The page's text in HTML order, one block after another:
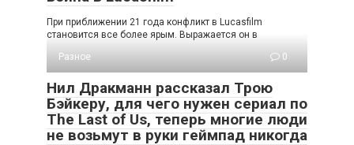
При приближении 21 года конфликт в Lucasfilm
становится все более ярым. Выражается он в
Разное
0
Нил Дракманн рассказал Трою
Бэйкеру, для чего нужен сериал по
The Last of Us, теперь многие люди
не возьмут в руки геймпад никогда